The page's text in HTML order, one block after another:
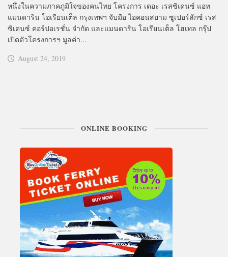
หนึ่งในความภาคภูมิใจของคนไทย โครงการ เดอะ เรสซิเดนซ์ แอท
แมนดาริน โอเรียนเต็ล กรุงเทพฯ จับมือ ไอคอนสยาม ซูเปอร์ลักซ์ เรส
ซิเดนซ์ คอร์ปอเรชั่น จำกัด และแมนดาริน โอเรียนเต็ล โฮเทล กรุ๊ป
เปิดตัวโครงการฯ มูลค่า...
August 24, 2019
ONLINE BOOKING